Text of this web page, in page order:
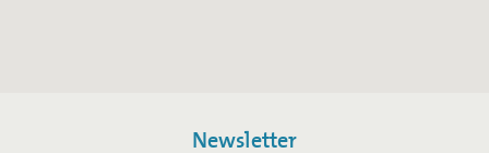
Newsletter